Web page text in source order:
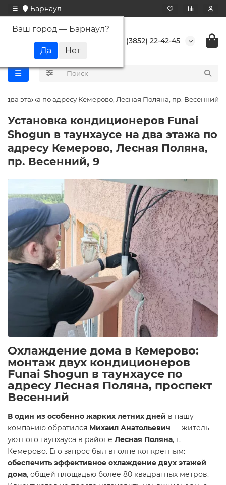
Барнаул
Ваш город — Барнаул?
+7 (3852) 22-42-45
два этажа по адресу Кемерово, Лесная Поляна, пр. Весенний, 9
Установка кондиционеров Funai
Shogun в таунхаусе на два этажа по
адресу Кемерово, Лесная Поляна,
пр. Весенний, 9
Охлаждение дома в Кемерово:
монтаж двух кондиционеров
Funai Shogun в таунхаусе по
адресу Лесная Поляна, проспект
Весенний
В один из особенно жарких летних дней в нашу
компанию обратился Михаил Анатольевич — житель
уютного таунхауса в районе Лесная Поляна, г.
Кемерово. Его запрос был вполне конкретным:
обеспечить эффективное охлаждение двух этажей
дома, общей площадью более 80 квадратных метров.